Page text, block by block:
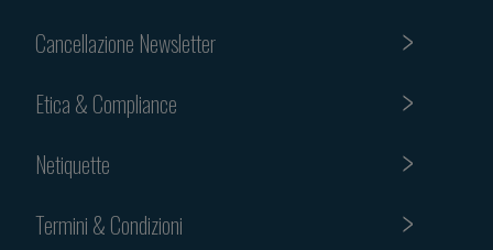
Cancellazione Newsletter
Etica & Compliance
Netiquette
Termini & Condizioni